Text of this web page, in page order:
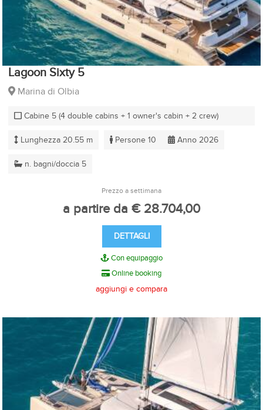
Lagoon Sixty 5
Marina di Olbia
Cabine 5 (4 double cabins + 1 owner's cabin + 2 crew)
Lunghezza 20.55 m Persone 10 Anno 2026
n. bagni/doccia 5
Prezzo a settimana
a partire da € 28.704,00
DETTAGLI
Con equipaggio
Online booking
aggiungi e compara